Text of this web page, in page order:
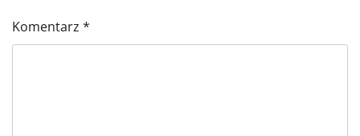
Komentarz *